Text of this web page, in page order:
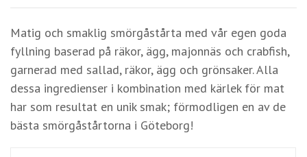
till
1495,00 kr
Matig och smaklig smörgåstårta med vår egen goda
fyllning baserad på räkor, ägg, majonnäs och crabfish,
garnerad med sallad, räkor, ägg och grönsaker. Alla
dessa ingredienser i kombination med kärlek för mat
har som resultat en unik smak; förmodligen en av de
bästa smörgåstårtorna i Göteborg!